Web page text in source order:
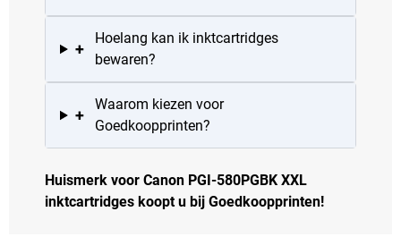
+
Hoelang kan ik inktcartridges
bewaren?
+
Waarom kiezen voor
Goedkoopprinten?
Huismerk voor Canon PGI-580PGBK XXL
inktcartridges koopt u bij Goedkoopprinten!